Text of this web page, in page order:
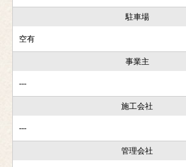
駐車場
空有
事業主
---
施工会社
---
管理会社